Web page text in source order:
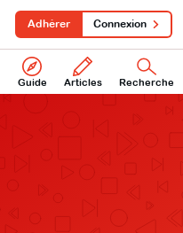
Guide Articles Recherche
Adhérer Connexion